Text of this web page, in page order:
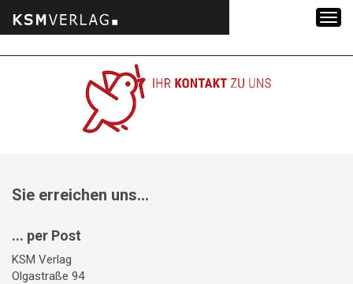
Sie erreichen uns...
... per Post
KSM Verlag
Olgastraße 94